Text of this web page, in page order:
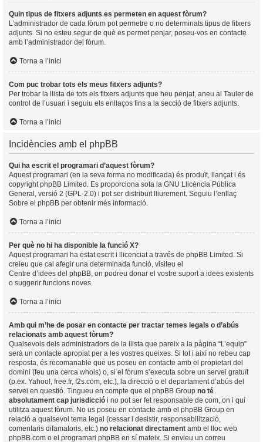
Quin tipus de fitxers adjunts es permeten en aquest fòrum?
L’administrador de cada fòrum pot permetre o no determinats tipus de fitxers
adjunts. Si no esteu segur de què es permet penjar, poseu-vos en contacte
amb l’administrador del fòrum.
Torna a l’inici
Com puc trobar tots els meus fitxers adjunts?
Per trobar la llista de tots els fitxers adjunts que heu penjat, aneu al Tauler de
control de l’usuari i seguiu els enllaços fins a la secció de fitxers adjunts.
Torna a l’inici
Incidències amb el phpBB
Qui ha escrit el programari d’aquest fòrum?
Aquest programari (en la seva forma no modificada) és produït, llançat i és
copyrightphpBB Limited . Es proporciona sota la GNU Llicència Pública
General, versió 2 (GPL-2.0) i pot ser distribuït lliurement. Seguiu l’enllaç
Sobre el phpBB per obtenir més informació.
Torna a l’inici
Per què no hi ha disponible la funció X?
Aquest programari ha estat escrit i llicenciat a través de phpBB Limited. Si
creieu que cal afegir una determinada funció, visiteu el
Centre d’idees del phpBB, on podreu donar el vostre suport a idees existents
o suggerir funcions noves.
Torna a l’inici
Amb qui m’he de posar en contacte per tractar temes legals o d’abús
relacionats amb aquest fòrum?
Qualsevols dels administradors de la llista que pareix a la pàgina “L’equip”
serà un contacte apropiat per a les vostres queixes. Si tot i així no rebeu cap
resposta, és recomanable que us poseu en contacte amb el propietari del
domini (feu una cerca whois) o, si el fòrum s’executa sobre un servei gratuït
(p.ex. Yahoo!, free.fr, f2s.com, etc.), la direcció o el departament d’abús del
servei en questió. Tingueu en compte que el phpBB Group no té
absolutament cap jurisdicció i no pot ser fet responsable de com, on i qui
utilitza aquest fòrum. No us poseu en contacte amb el phpBB Group en
relació a qualsevol tema legal (cessar i desistir, responsabilització,
comentaris difamatoris, etc.) no relacionat directament amb el lloc web
phpBB.com o el programari phpBB en sí mateix. Si envieu un correu